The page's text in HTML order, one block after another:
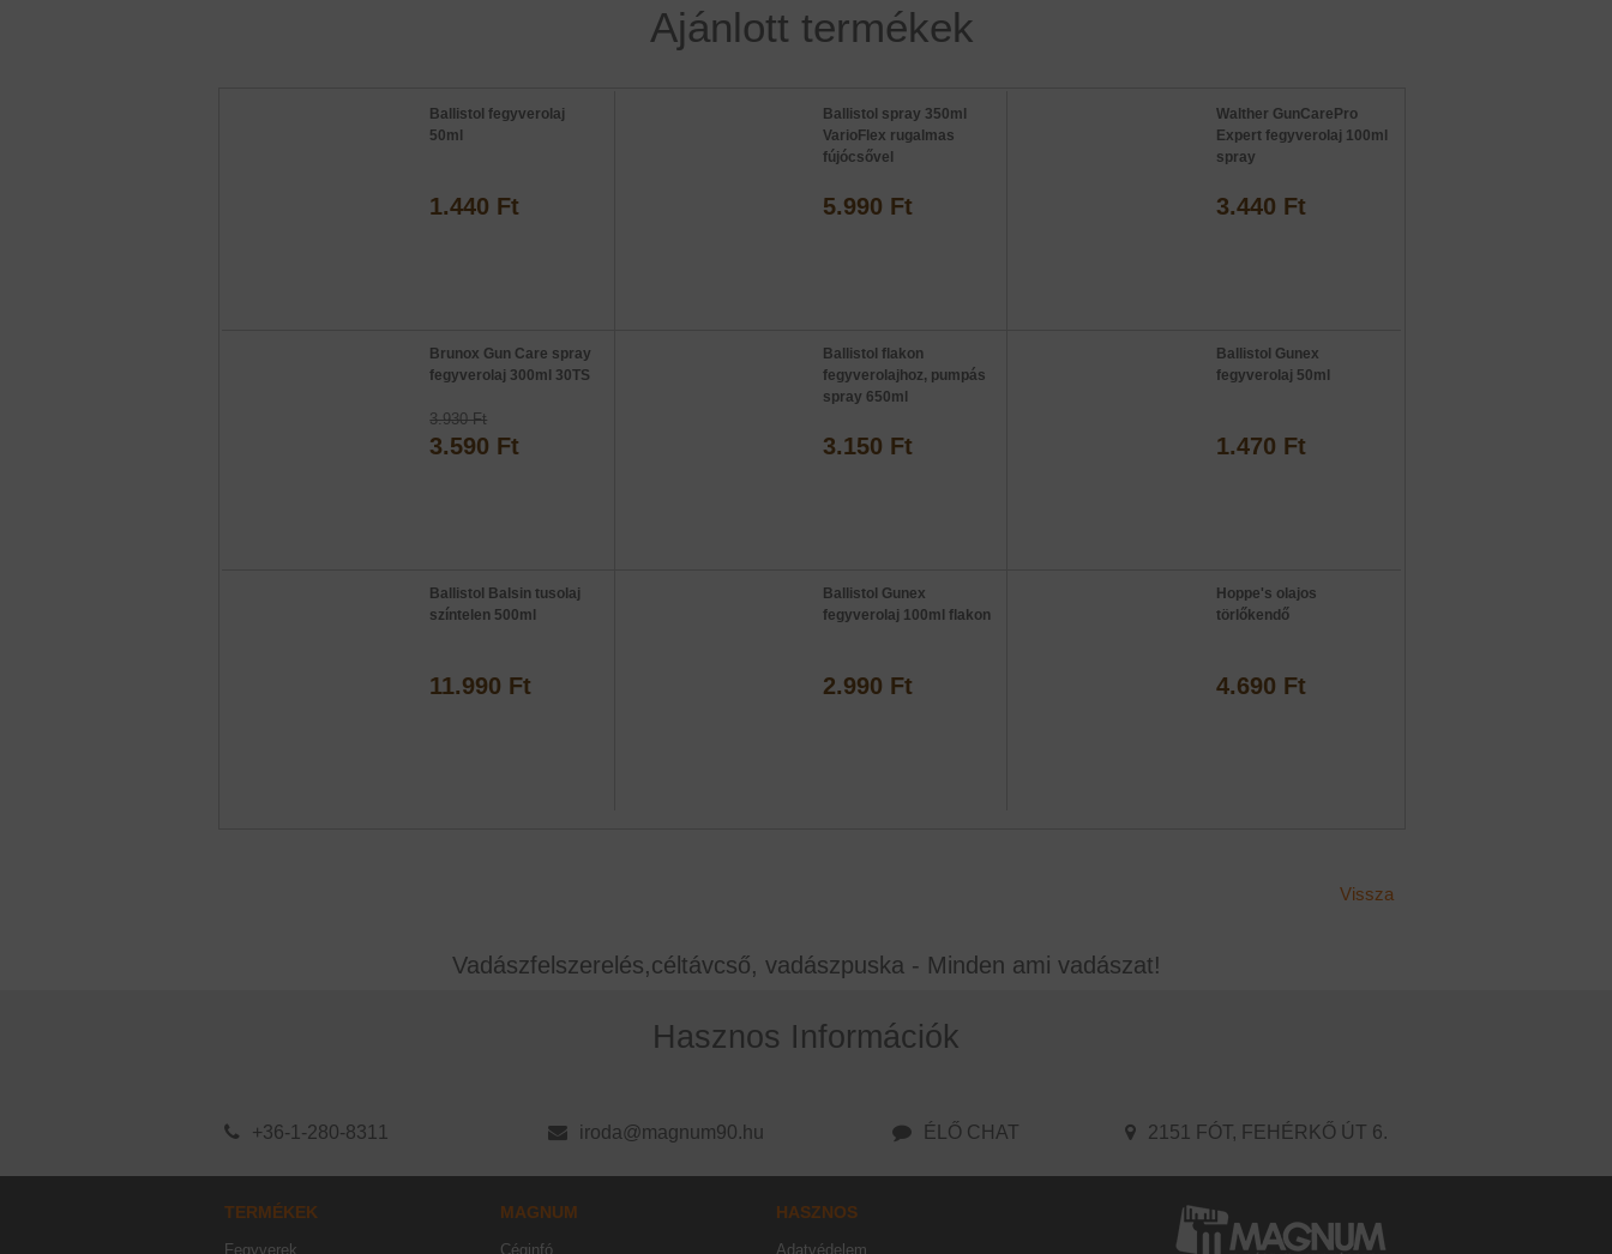
Ajánlott termékek
Ballistol fegyverolaj
50ml
1.440 Ft
Ballistol spray 350ml
VarioFlex rugalmas
fújócsővel
5.990 Ft
Walther GunCarePro
Expert fegyverolaj 100ml
spray
3.440 Ft
Brunox Gun Care spray
fegyverolaj 300ml 30TS
3.930 Ft
3.590 Ft
Ballistol flakon
fegyverolajhoz, pumpás
spray 650ml
3.150 Ft
Ballistol Gunex
fegyverolaj 50ml
1.470 Ft
Ballistol Balsin tusolaj
színtelen 500ml
11.990 Ft
Ballistol Gunex
fegyverolaj 100ml flakon
2.990 Ft
Hoppe's olajos
törlőkendő
4.690 Ft
Vissza
Vadászfelszerelés,céltávcső, vadászpuska - Minden ami vadászat!
Hasznos Információk
+36-1-280-8311 iroda@magnum90.hu ÉLŐ CHAT 2151 FÓT, FEHÉRKŐ ÚT 6.
TERMÉKEK
Fegyverek
MAGNUM
Céginfó
HASZNOS
Adatvédelem